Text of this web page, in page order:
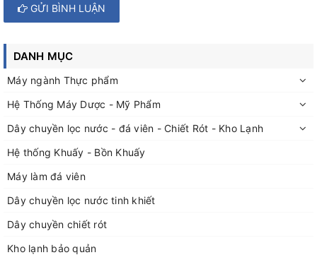
GỬI BÌNH LUẬN
DANH MỤC
Máy ngành Thực phẩm
Hệ Thống Máy Dược - Mỹ Phẩm
Dây chuyền lọc nước - đá viên - Chiết Rót - Kho Lạnh
Hệ thống Khuấy - Bồn Khuấy
Máy làm đá viên
Dây chuyền lọc nước tinh khiết
Dây chuyền chiết rót
Kho lạnh bảo quản